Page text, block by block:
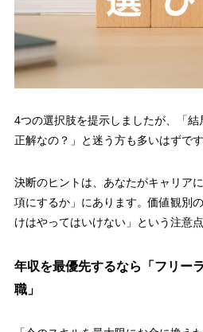
4つの選択肢を提示しましたが、「
正解なの？」と迷う方も多いはずです
決断のヒントは、あなたがキャリア
項にするか」にあります。価値観別
けはやってはいけない」という注意
年収を最優先するなら「フリー
職」